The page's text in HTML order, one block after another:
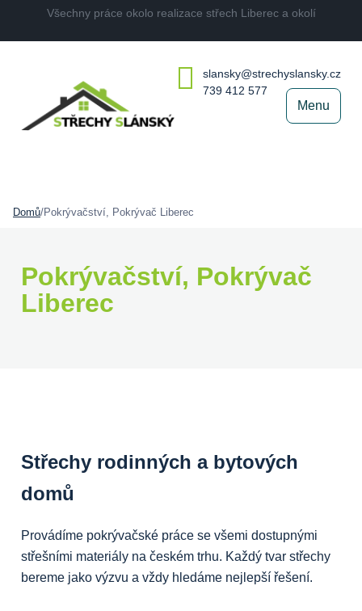
Všechny práce okolo realizace střech Liberec a okolí
slansky@strechyslansky.cz
739 412 577
Menu
Domů/Pokrývačství, Pokrývač Liberec
Pokrývačství, Pokrývač
Liberec
Střechy rodinných a bytových
domů
Provádíme pokrývačské práce se všemi dostupnými
střešními materiály na českém trhu. Každý tvar střechy
bereme jako výzvu a vždy hledáme nejlepší řešení.